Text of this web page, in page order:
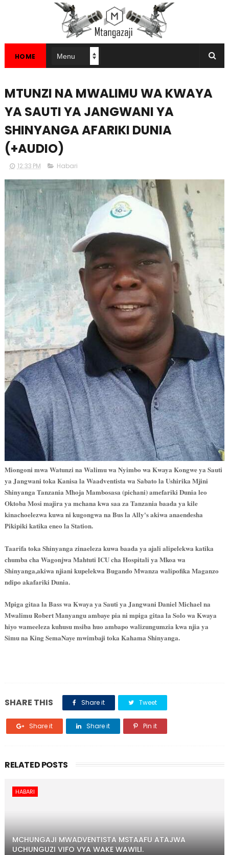
HOME
MTUNZI NA MWALIMU WA KWAYA
YA SAUTI YA JANGWANI YA
SHINYANGA AFARIKI DUNIA
(+AUDIO)
12:33 PM Habari
Miongoni mwa Watunzi na Walimu wa Nyimbo wa Kwaya Kongwe ya Sauti
ya Jangwani toka Kanisa la Waadventista wa Sabato la Ushirika Mjini
Shinyanga Tanzania Mhoja Mambosasa (pichani) amefariki Dunia leo
Oktoba Mosi majira ya mchana kwa saa za Tanzania baada ya kile
kinachoelezwa kuwa ni kugongwa na Bus la Ally's akiwa anaendesha
Pikipiki katika eneo la Station.
Taarifa toka Shinyanga zinaeleza kuwa baada ya ajali alipelekwa katika
chumba cha Wagonjwa Mahtuti ICU cha Hospitali ya Mkoa wa
Shinyanga,akiwa njiani kupelekwa Bugando Mwanza walipofika Maganzo
ndipo akafariki Dunia.
Mpiga gitaa la Bass wa Kwaya ya Sauti ya Jangwani Daniel Michael na
Mwalimu Robert Manyangu ambaye pia ni mpiga gitaa la Solo wa Kwaya
hiyo wameeleza kuhusu msiba huo ambapo walizungumzia kwa njia ya
Simu na King SemaNaye mwimbaji toka Kahama Shinyanga.
SHARE THIS Share it Tweet
Share it Share it Pin it
RELATED POSTS
HABARI
MCHUNGAJI MWADVENTISTA MSTAAFU ATAJWA
UCHUNGUZI VIFO VYA WAKE WAWILI.